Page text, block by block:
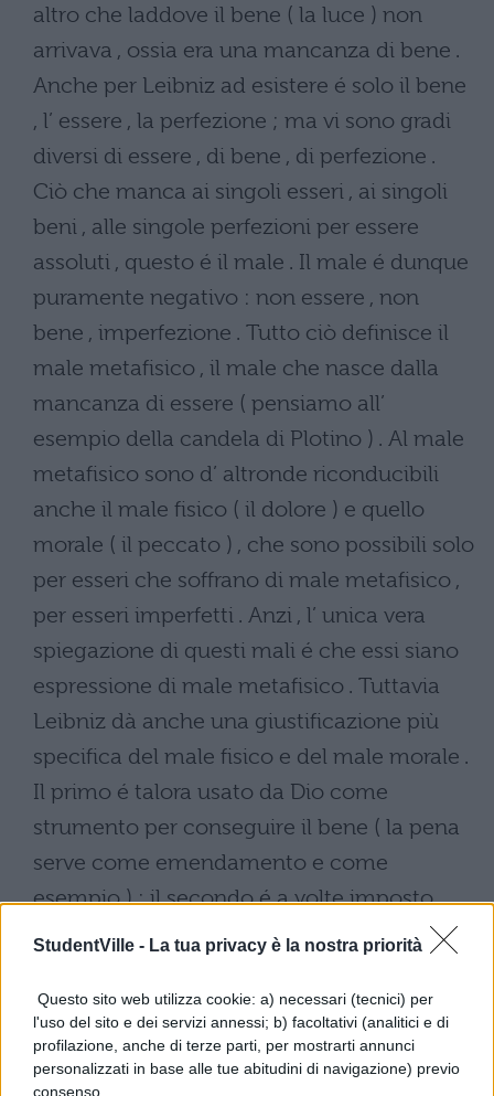
StudentVille - La tua privacy è la nostra priorità
Questo sito web utilizza cookie: a) necessari (tecnici) per
l'uso del sito e dei servizi annessi; b) facoltativi (analitici e di
profilazione, anche di terze parti, per mostrarti annunci
personalizzati in base alle tue abitudini di navigazione) previo
consenso.
altro che laddove il bene ( la luce ) non
arrivava , ossia era una mancanza di bene .
Anche per Leibniz ad esistere é solo il bene
, l’ essere , la perfezione ; ma vi sono gradi
diversi di essere , di bene , di perfezione .
Ciò che manca ai singoli esseri , ai singoli
beni , alle singole perfezioni per essere
assoluti , questo é il male . Il male é dunque
puramente negativo : non essere , non
bene , imperfezione . Tutto ciò definisce il
male metafisico , il male che nasce dalla
mancanza di essere ( pensiamo all’
esempio della candela di Plotino ) . Al male
metafisico sono d’ altronde riconducibili
anche il male fisico ( il dolore ) e quello
morale ( il peccato ) , che sono possibili solo
per esseri che soffrano di male metafisico ,
per esseri imperfetti . Anzi , l’ unica vera
spiegazione di questi mali é che essi siano
espressione di male metafisico . Tuttavia
Leibniz dà anche una giustificazione più
specifica del male fisico e del male morale .
Il primo é talora usato da Dio come
strumento per conseguire il bene ( la pena
serve come emendamento e come
esempio ) ; il secondo é a volte imposto
dalla necessità di realizzare un dovere
volontà é in sè buono , poichè tutto ciò che
esiste , in quanto contenente un tasso di
essere , é un bene . Ma le cose non hanno